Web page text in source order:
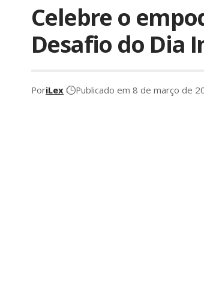
Celebre o
Desafio do Dia
PoriLex Publicado em 8 de março de